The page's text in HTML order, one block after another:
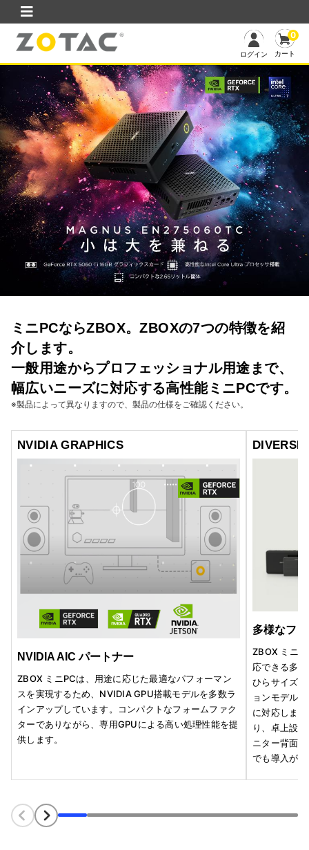
ログイン
0
カート
ミニPCならZBOX。ZBOXの7つの特徴を紹
介します。
一般用途からプロフェッショナル用途まで、
幅広いニーズに対応する高性能ミニPCです。
※製品によって異なりますので、製品の仕様をご確認ください。
NVIDIA GRAPHICS
NVIDIA AIC パートナー
ZBOX ミニPCは、用途に応じた最適なパフォーマン
スを実現するため、NVIDIA GPU搭載モデルを多数ラ
インアップしています。コンパクトなフォームファク
ターでありながら、専用GPUによる高い処理性能を提
供します。
多様なフ
ZBOX ミニ
応できる多
ひらサイズ
ョンモデル
に対応しま
り、卓上設
ニター背面
でも導入が